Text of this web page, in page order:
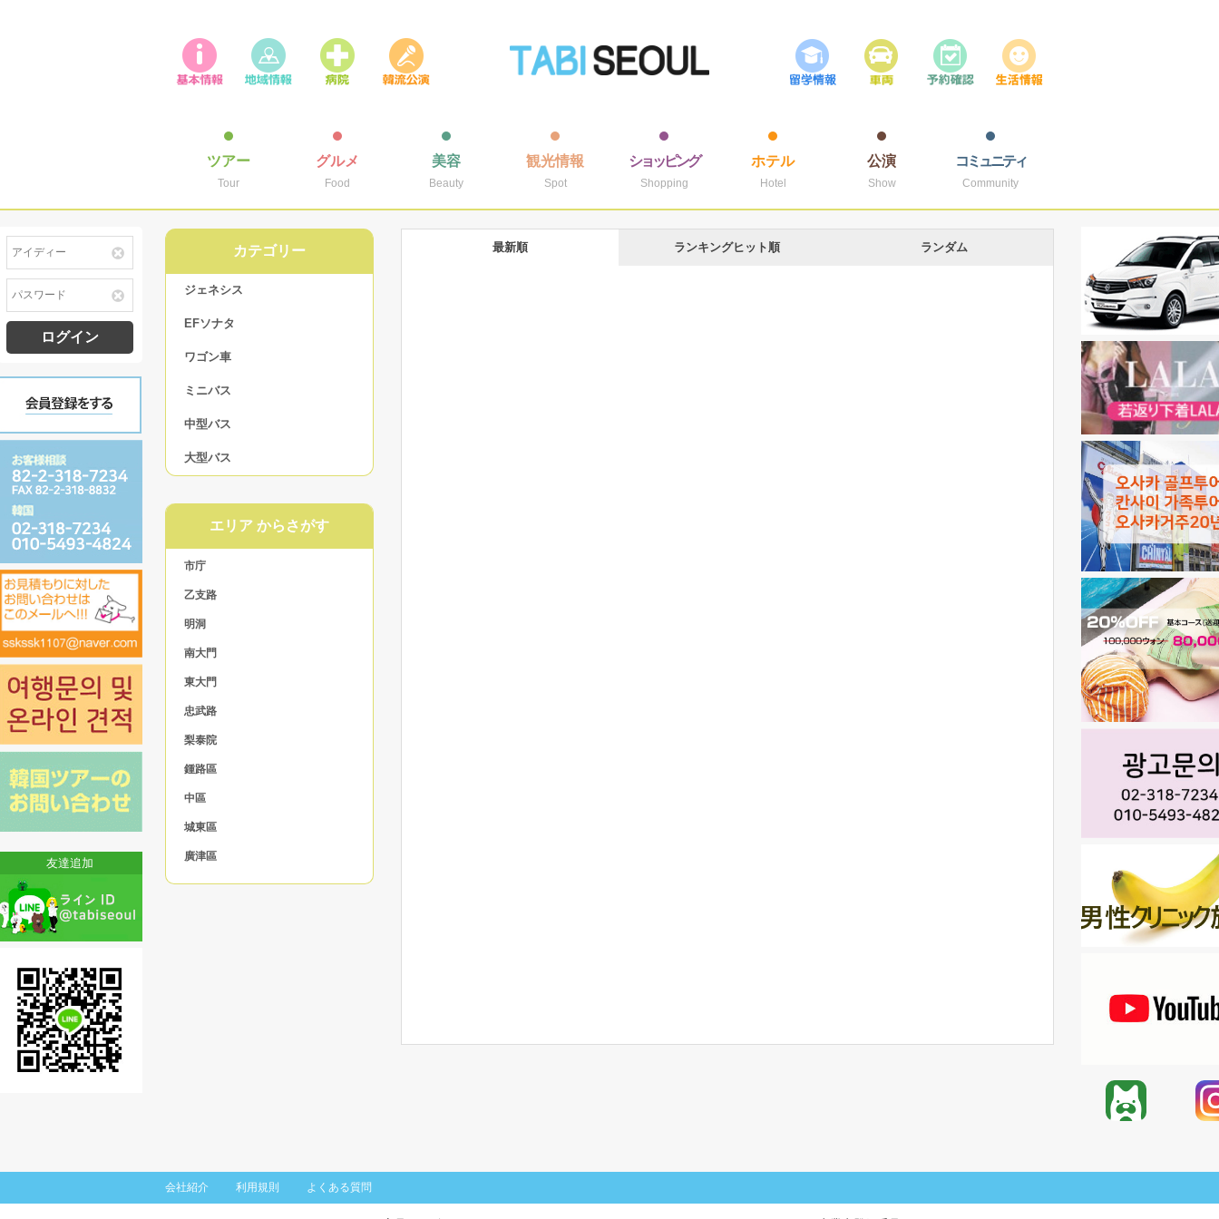
ツアー
Tour
グルメ
Food
美容
Beauty
観光情報
Spot
ショッピング
Shopping
ホテル
Hotel
公演
Show
コミュニティ
Community
カテゴリー
ジェネシス
EFソナタ
ワゴン車
ミニバス
中型バス
大型バス
エリア からさがす
市庁
乙支路
明洞
南大門
東大門
忠武路
梨泰院
鍾路區
中區
城東區
廣津區
東大門区
江西區
九老區
最新順 ランキングヒット順 ランダム
ログイン
友達追加
会社紹介 利用規則 よくある質問